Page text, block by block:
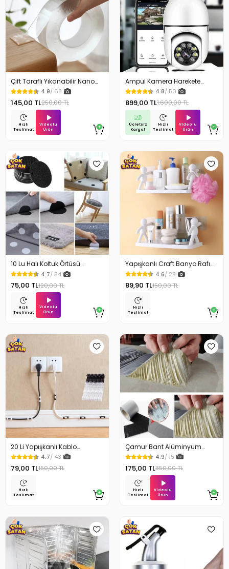
Çift Taraflı Yıkanabilir Nano
Teknoloji Bant 3 mt
4.9/ 68
145,00 TL250,00 TL
Hızlı
Teslimat
Videolu
Ürün
Ampul Kamera Harekete
Duyarlı Gece Görüşlü
4.8/ 50
899,00 TL1.600,00 TL
Ücretsiz
Kargo!
Hızlı
Teslimat
Videolu
Ürün
10 Lu Halı Koltuk Örtüsü
Kaydırmaz Cırtlı Pad
4.7/ 54
75,00 TL120,00 TL
Hızlı
Teslimat
Videolu
Ürün
Yapışkanlı Craft Banyo Rafı
Organizer 1 Adet
4.6/ 28
89,90 TL150,00 TL
Hızlı
Teslimat
20 Li Yapışkanlı Kablo
Sabitleyici Şeffaf Klips
4.7/ 43
79,00 TL150,00 TL
Hızlı
Teslimat
Çamur Bant Alüminyum
İzolasyon Tamir Bandı 5 Mt
4.9/ 15
175,00 TL350,00 TL
Hızlı
Teslimat
Videolu
Ürün